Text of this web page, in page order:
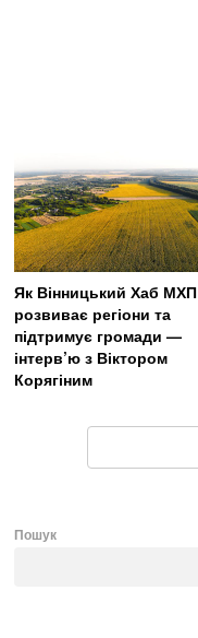
Як Вінницький Хаб МХП
розвиває регіони та
підтримує громади —
інтерв’ю з Віктором
Корягіним
Пошук